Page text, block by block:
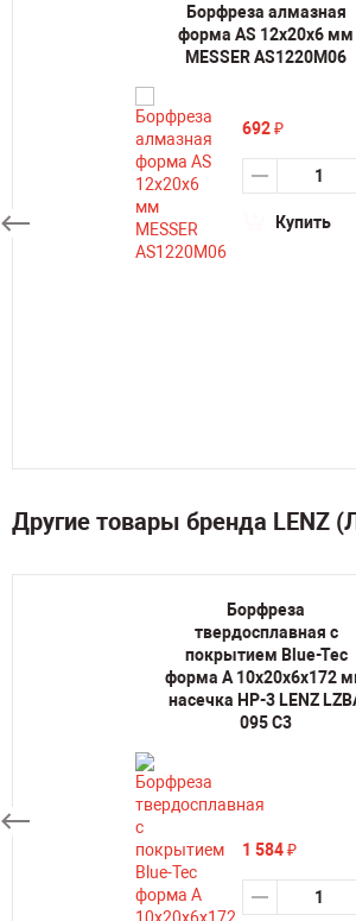
Борфреза алмазная
форма AS 12х20х6 мм
MESSER AS1220M06
692₽
Купить
Другие товары бренда LENZ
Борфреза
твердосплавная с
покрытием Blue-Tec
форма A 10х20х6х172
насечка HP-3 LENZ
095 C3
1 584₽